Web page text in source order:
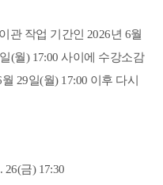
관 작업 기간인 2026년 6월
일(월) 17:00사이에 수강소감
월 29일(월) 17:00 이후 다시
26(금) 17:30